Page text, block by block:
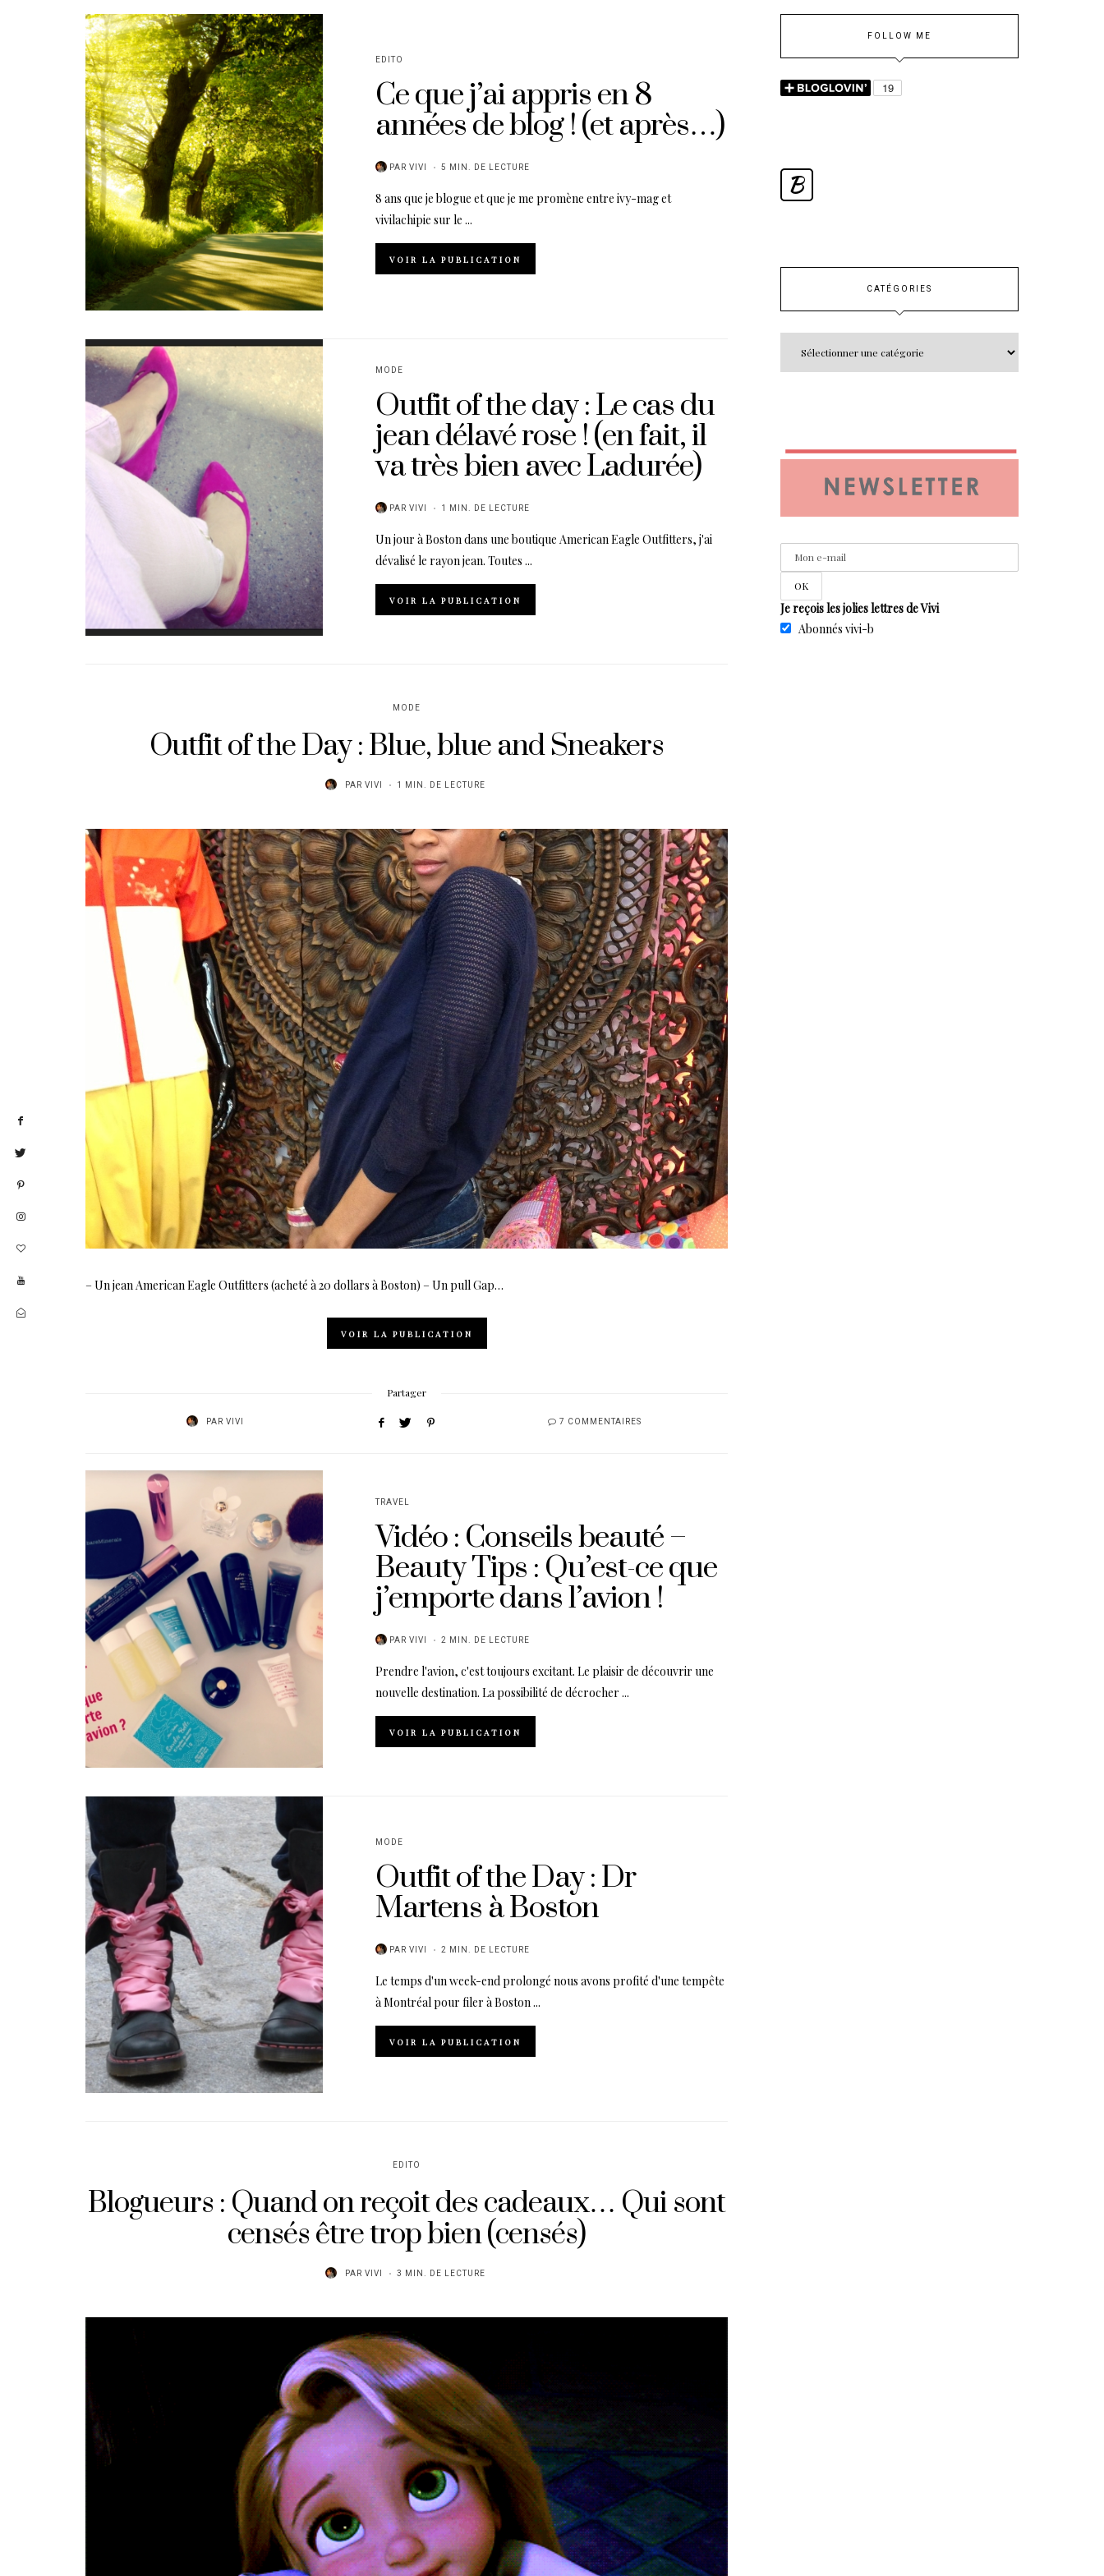
EDITO
Ce que j’ai appris en 8
années de blog ! (et après…)
PAR VIVI 5 MIN. DE LECTURE
8 ans que je blogue et que je me promène entre ivy-mag et
vivilachipie sur le ...
VOIR LA PUBLICATION
MODE
Outfit of the day : Le cas du
jean délavé rose ! (en fait, il
va très bien avec Ladurée)
PAR VIVI 1 MIN. DE LECTURE
Un jour à Boston dans une boutique American Eagle Outfitters, j'ai
dévalisé le rayon jean. Toutes ...
VOIR LA PUBLICATION
MODE
Outfit of the Day : Blue, blue and Sneakers
PAR VIVI 1 MIN. DE LECTURE
– Un jean American Eagle Outfitters (acheté à 20 dollars à Boston) – Un pull Gap…
VOIR LA PUBLICATION
Partager
PAR VIVI 7 COMMENTAIRES
TRAVEL
Vidéo : Conseils beauté –
Beauty Tips : Qu’est-ce que
j’emporte dans l’avion !
PAR VIVI 2 MIN. DE LECTURE
Prendre l'avion, c'est toujours excitant. Le plaisir de découvrir une
nouvelle destination. La possibilité de décrocher ...
VOIR LA PUBLICATION
MODE
Outfit of the Day : Dr
Martens à Boston
PAR VIVI 2 MIN. DE LECTURE
Le temps d'un week-end prolongé nous avons profité d'une tempête
à Montréal pour filer à Boston ...
VOIR LA PUBLICATION
EDITO
Blogueurs : Quand on reçoit des cadeaux… Qui sont
censés être trop bien (censés)
PAR VIVI 3 MIN. DE LECTURE
FOLLOW ME
B
CATÉGORIES
Je reçois les jolies lettres de Vivi
Abonnés vivi-b